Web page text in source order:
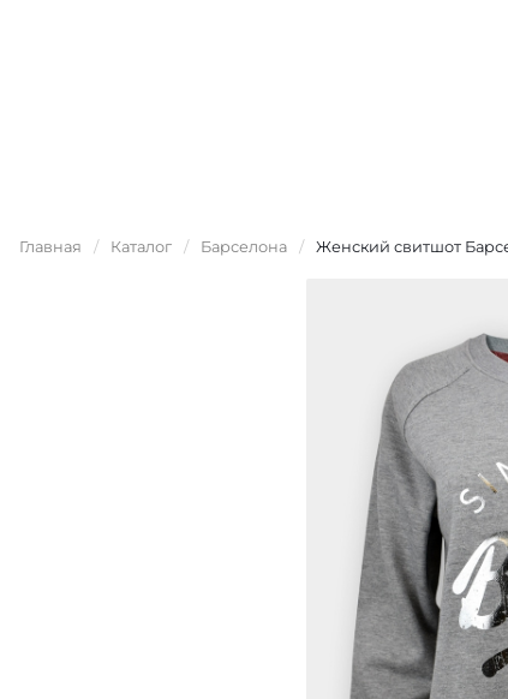
Главная / Каталог / Барселона / Женский свитшот